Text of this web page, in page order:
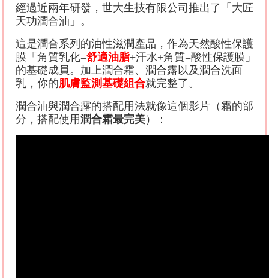
經過近兩年研發，世大生技有限公司推出了「大匠
天功潤合油」。
這是潤合系列的油性滋潤產品，作為天然酸性保護
膜「角質乳化=舒適油脂+汗水+角質=酸性保護膜」
的基礎成員。加上潤合霜、潤合露以及潤合洗面
乳，你的肌膚監測基礎組合就完整了。
潤合油與潤合露的搭配用法就像這個影片（霜的部
分，搭配使用潤合霜最完美）：